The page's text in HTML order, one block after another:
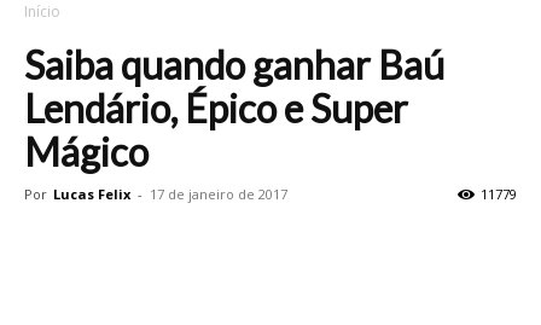
Início
Saiba quando ganhar Baú
Lendário, Épico e Super
Mágico
Por Lucas Felix - 17 de janeiro de 2017 11779